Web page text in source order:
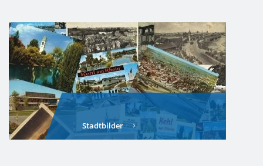
Stadtbilder